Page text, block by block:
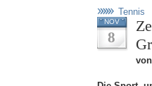
Tennis
NOV
8